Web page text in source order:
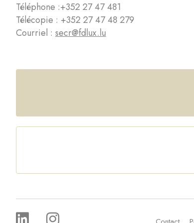
Téléphone :+352 27 47 481
Télécopie : +352 27 47 48 279
Courriel : secr@fdlux.lu